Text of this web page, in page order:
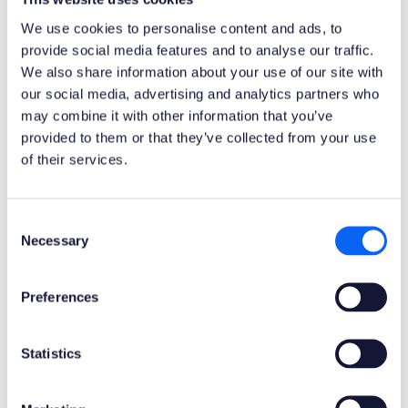
We use cookies to personalise content and ads, to
provide social media features and to analyse our traffic.
We also share information about your use of our site with
our social media, advertising and analytics partners who
may combine it with other information that you’ve
provided to them or that they’ve collected from your use
of their services.
Selection
Necessary
Preferences
Statistics
MEHR ÜBER INTEGRATION DES LEISTUNGSUMFANGS
ERP-System
Technologien für das ERP-System genutzt werden. Es